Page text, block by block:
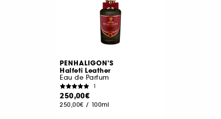
PENHALIGON'S
Halfeti Leather
Eau de Parfum
1
250,00€
250,00€ / 100ml